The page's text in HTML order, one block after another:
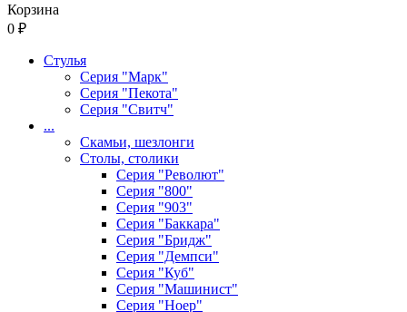
Корзина
0 ₽
Стулья
Серия "Марк"
Серия "Пекота"
Серия "Свитч"
...
Скамьи, шезлонги
Столы, столики
Серия "Револют"
Серия "800"
Серия "903"
Серия "Баккара"
Серия "Бридж"
Серия "Демпси"
Серия "Куб"
Серия "Машинист"
Серия "Ноер"